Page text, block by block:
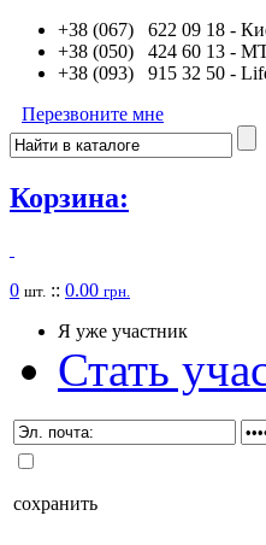
+38 (067) 622 09 18 -
+38 (050) 424 60 13 -
+38 (093) 915 32 50 -
Перезвоните мне
Корзина:
0 шт. :: 0.00 грн.
Я уже участник
Стать
сохранить